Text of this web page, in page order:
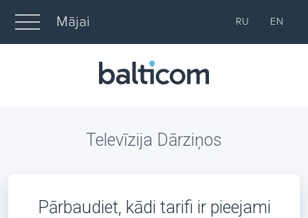
Mājai RU EN
Televīzija Dārziņos
Pārbaudiet, kādi tarifi ir pieejami